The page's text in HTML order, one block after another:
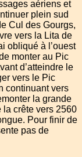
aériens et
plein sud
Cul des Gourgs,
vers la Lita de
obliqué à l’ouest
monter au Pic
d’atteindre le
vers le Pic
continuant vers
la grande
la crête vers 2560
Pour finir de
pas de